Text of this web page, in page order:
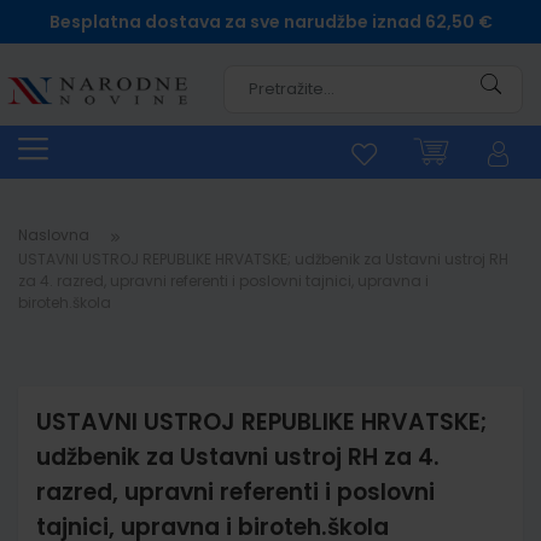
Besplatna dostava za sve narudžbe iznad 62,50 €
Naslovna
USTAVNI USTROJ REPUBLIKE HRVATSKE;
udžbenik za Ustavni ustroj RH za 4.
razred, upravni referenti i poslovni
tajnici, upravna i biroteh.škola